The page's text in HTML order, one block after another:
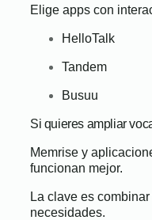
Elige apps con
HelloTalk
Tandem
Busuu
Si quieres ampliar
Memrise y
funcionan mejor.
La clave es
necesidades.